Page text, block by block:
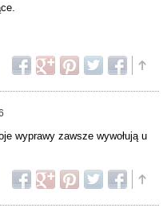
wyprawy zawsze wywołują u